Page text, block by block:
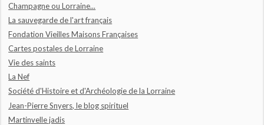
Champagne ou Lorraine...
La sauvegarde de l'art français
Fondation Vieilles Maisons Françaises
Cartes postales de Lorraine
Vie des saints
La Nef
Société d'Histoire et d'Archéologie de la Lorraine
Jean-Pierre Snyers, le blog spirituel
Martinvelle jadis